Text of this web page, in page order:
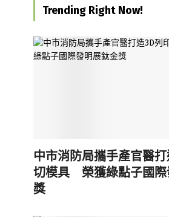
Trending Right Now!
中市消防局攜手產官醫
切模具 榮獲綠點子國際
獎